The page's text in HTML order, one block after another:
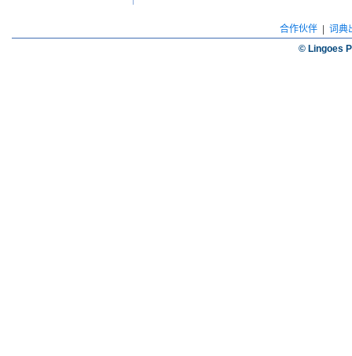
合作伙伴| 词典
© Lingoes